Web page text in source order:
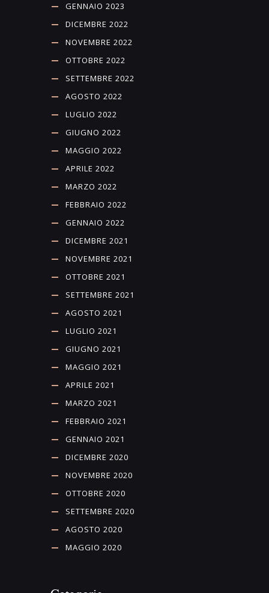
GENNAIO 2023
DICEMBRE 2022
NOVEMBRE 2022
OTTOBRE 2022
SETTEMBRE 2022
AGOSTO 2022
LUGLIO 2022
GIUGNO 2022
MAGGIO 2022
APRILE 2022
MARZO 2022
FEBBRAIO 2022
GENNAIO 2022
DICEMBRE 2021
NOVEMBRE 2021
OTTOBRE 2021
SETTEMBRE 2021
AGOSTO 2021
LUGLIO 2021
GIUGNO 2021
MAGGIO 2021
APRILE 2021
MARZO 2021
FEBBRAIO 2021
GENNAIO 2021
DICEMBRE 2020
NOVEMBRE 2020
OTTOBRE 2020
SETTEMBRE 2020
AGOSTO 2020
MAGGIO 2020